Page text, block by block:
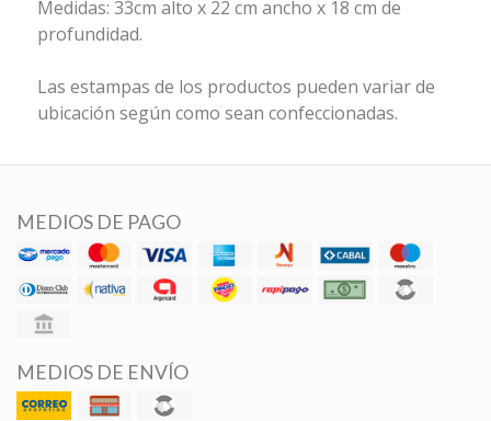
Medidas: 33cm alto x 22 cm ancho x 18 cm de
profundidad.
Las estampas de los productos pueden variar de
ubicación según como sean confeccionadas.
MEDIOS DE PAGO
MEDIOS DE ENVÍO